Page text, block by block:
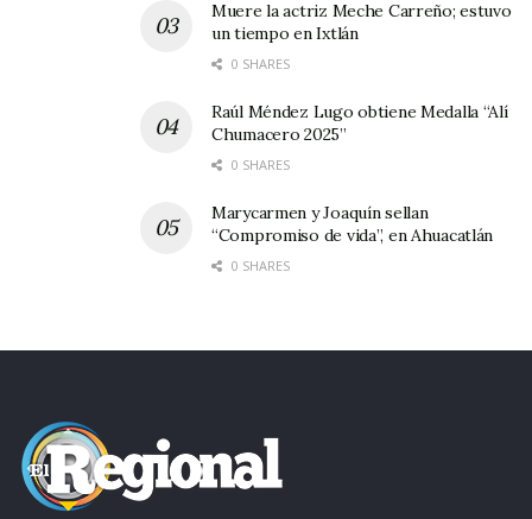
Muere la actriz Meche Carreño; estuvo
un tiempo en Ixtlán
0 SHARES
Raúl Méndez Lugo obtiene Medalla “Alí
Chumacero 2025”
0 SHARES
Marycarmen y Joaquín sellan
“Compromiso de vida”, en Ahuacatlán
0 SHARES